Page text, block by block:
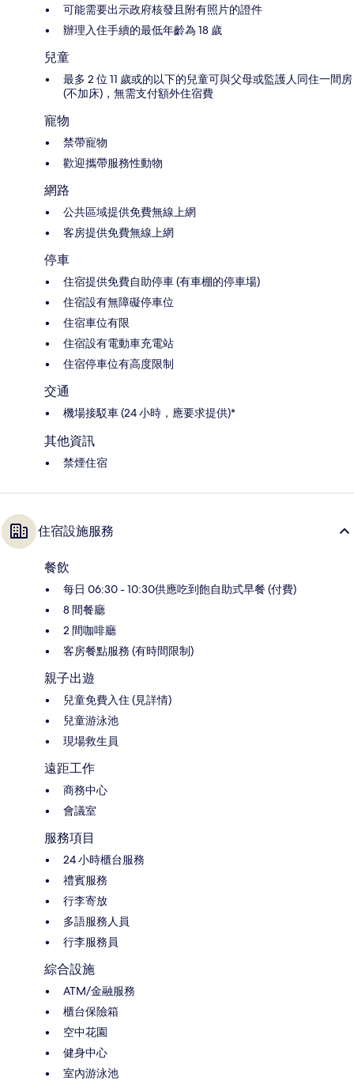
可能需要出示政府核發且附有照片的證件
辦理入住手續的最低年齡為 18 歲
兒童
最多 2 位 11 歲或的以下的兒童可與父母或監護人同住一間房
(不加床)，無需支付額外住宿費
寵物
禁帶寵物
歡迎攜帶服務性動物
網路
公共區域提供免費無線上網
客房提供免費無線上網
停車
住宿提供免費自助停車 (有車棚的停車場)
住宿設有無障礙停車位
住宿車位有限
住宿設有電動車充電站
住宿停車位有高度限制
交通
機場接駁車 (24 小時，應要求提供)*
其他資訊
禁煙住宿
住宿設施服務
餐飲
每日 06:30 - 10:30供應吃到飽自助式早餐 (付費)
8 間餐廳
2 間咖啡廳
客房餐點服務 (有時間限制)
親子出遊
兒童免費入住 (見詳情)
兒童游泳池
現場救生員
遠距工作
商務中心
會議室
服務項目
24 小時櫃台服務
禮賓服務
行李寄放
多語服務人員
行李服務員
綜合設施
ATM/金融服務
櫃台保險箱
空中花園
健身中心
室內游泳池